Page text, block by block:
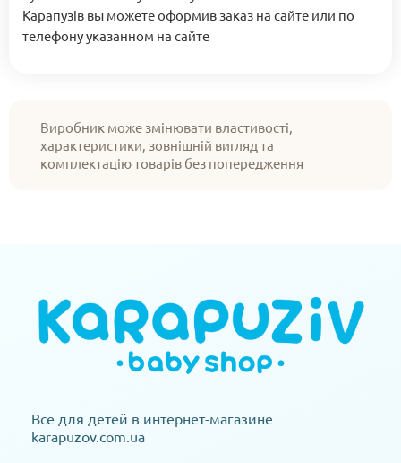
Карапузів вы можете оформив заказ на сайте или по
телефону указанном на сайте
Виробник може змінювати властивості,
характеристики, зовнішній вигляд та
комплектацію товарів без попередження
Все для детей в интернет-магазине
karapuzov.com.ua